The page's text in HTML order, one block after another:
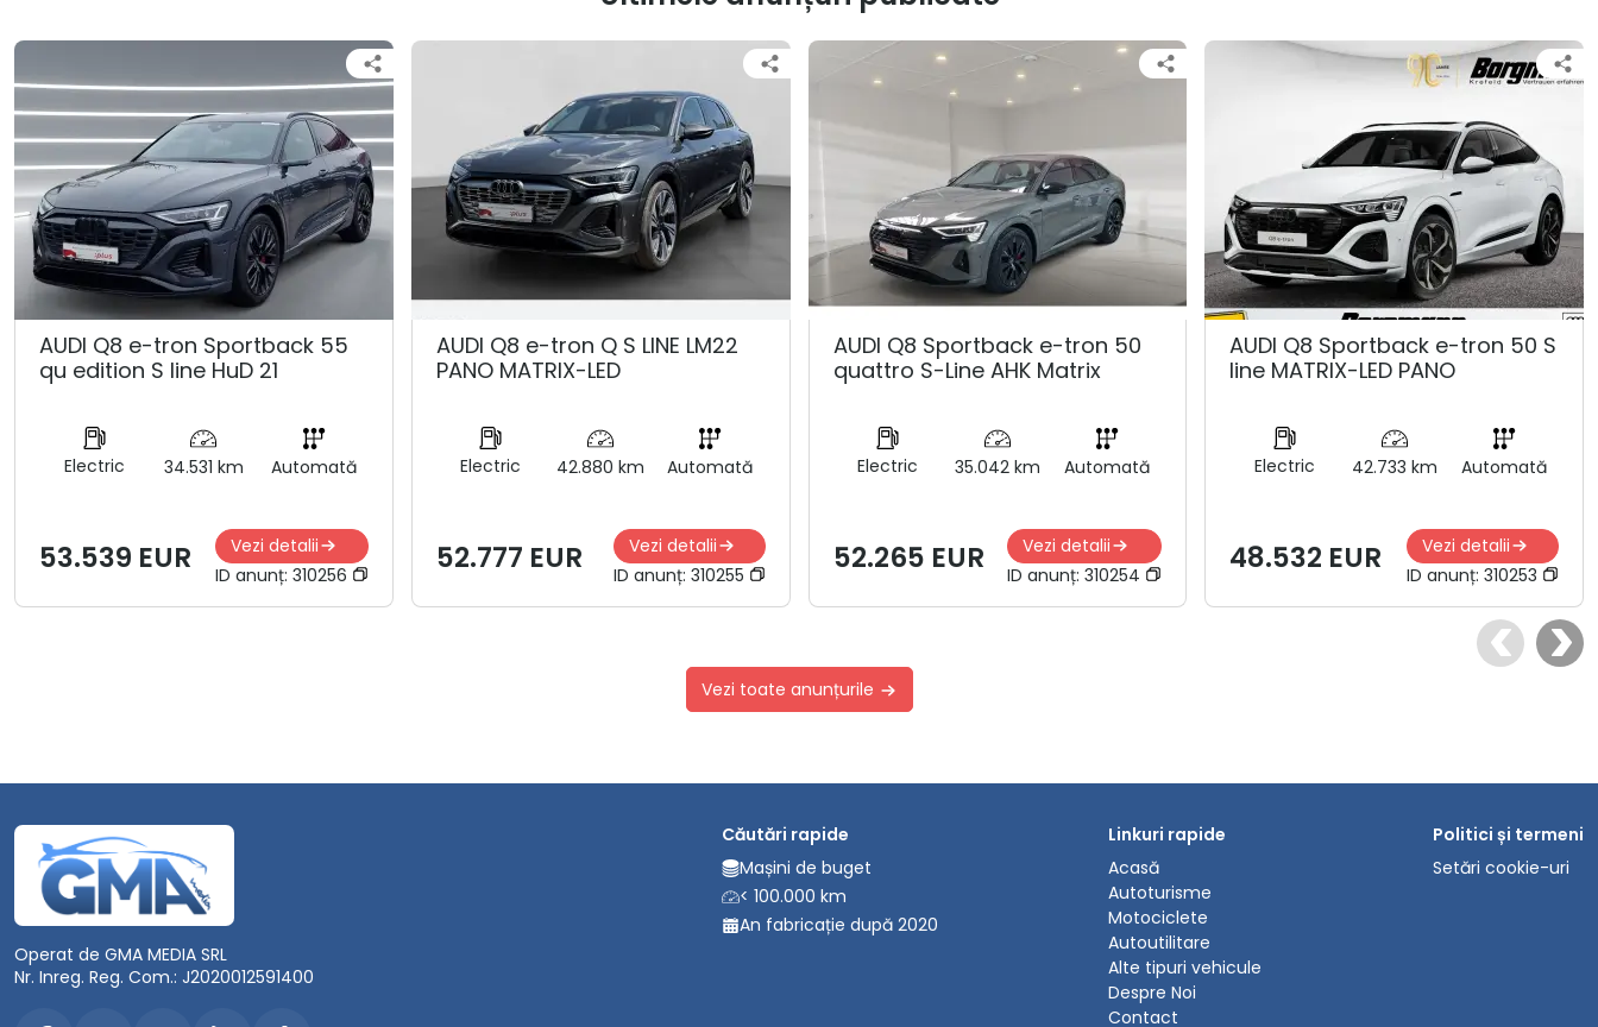
AUDI Q8 e-tron Sportback 55
qu edition S line HuD 21
Electric 34.531 km Automată
53.539 EUR
Vezi detalii
ID anunț: 310256
AUDI Q8 e-tron Q S LINE LM22
PANO MATRIX-LED
Electric 42.880 km Automată
52.777 EUR
Vezi detalii
ID anunț: 310255
AUDI Q8 Sportback e-tron 50
quattro S-Line AHK Matrix
Electric 35.042 km Automată
52.265 EUR
Vezi detalii
ID anunț:310254
AUDI Q8 Sportback e-tron 50 S
line MATRIX-LED PANO
Electric 42.733 km Automată
48.532 EUR
Vezi detalii
ID anunț: 310253
Vezi toate anunțurile
Operat de GMA MEDIA SRL
Nr. Inreg. Reg. Com.: J2020012591400
Căutări rapide
Mașini de buget
< 100.000 km
An fabricație după 2020
Linkuri rapide
Acasă
Autoturisme
Motociclete
Autoutilitare
Alte tipuri vehicule
Despre Noi
Contact
Politici și termeni
Setări cookie-uri